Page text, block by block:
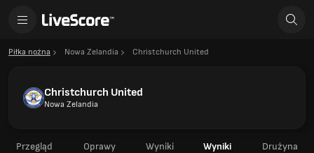
Piłka nożna Nowa Zelandia Christchurch United
Christchurch United
Nowa Zelandia
Przegląd Oprawy Wyniki Wyniki Drużyna